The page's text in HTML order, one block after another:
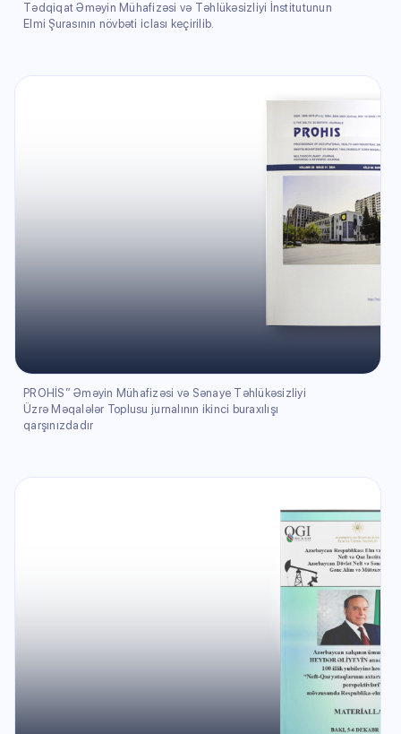
Tədqiqat Əməyin Mühafizəsi və Təhlükəsizliyi İnstitutunun
Elmi Şurasının növbəti iclası keçirilib.
PROHİS” Əməyin Mühafizəsi və Sənaye Təhlükəsizliyi
Üzrə Məqalələr Toplusu jurnalının ikinci buraxılışı
qarşınızdadır